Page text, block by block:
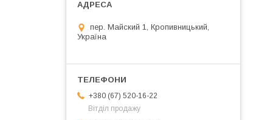
пер. Майский 1, Кропивницький,
Україна
+380 (67) 520-16-22
Вітділ продажу